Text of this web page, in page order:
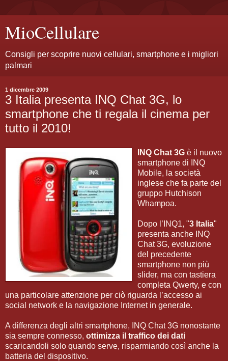
MioCellulare
Consigli per scoprire nuovi cellulari, smartphone e i migliori
palmari
1 dicembre 2009
3 Italia presenta INQ Chat 3G, lo
smartphone che ti regala il cinema per
tutto il 2010!
INQ Chat 3G è il nuovo
smartphone di INQ
Mobile, la società
inglese che fa parte del
gruppo Hutchison
Whampoa.
Dopo l’INQ1, "3 Italia"
presenta anche INQ
Chat 3G, evoluzione
del precedente
smartphone non più
slider, ma con tastiera
completa Qwerty, e con
una particolare attenzione per ciò riguarda l’accesso ai
social network e la navigazione Internet in generale.
A differenza degli altri smartphone, INQ Chat 3G nonostante
sia sempre connesso, ottimizza il traffico dei dati
scaricandoli solo quando serve, risparmiando così anche la
batteria del dispositivo.